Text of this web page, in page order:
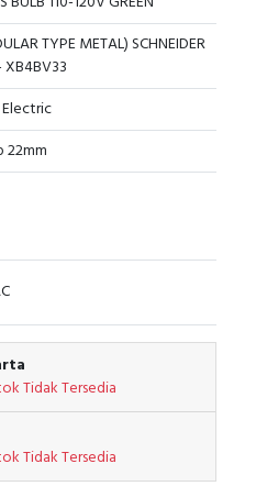
TYPE METAL) SCHNEIDER
XB4BV33
22mm
Tidak Tersedia
Tidak Tersedia